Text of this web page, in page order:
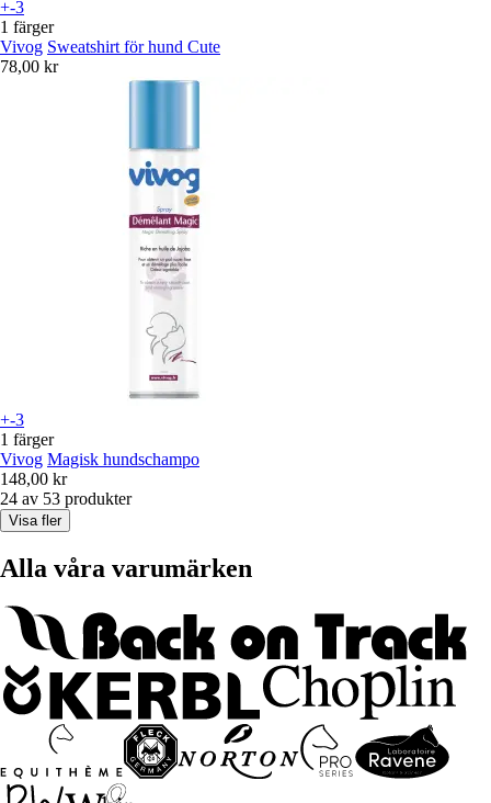
+-3
1 färger
Vivog Sweatshirt för hund Cute
78,00 kr
+-3
1 färger
Vivog Magisk hundschampo
148,00 kr
24 av 53 produkter
Visa fler
Alla våra varumärken